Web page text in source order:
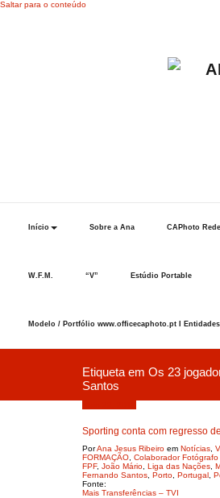
Saltar para o conteúdo
Início Sobre a Ana CAPhoto
W.F.M. “V” Estúdio Portable
Modelo / Portfólio www.officecaphoto.pt I
Etiqueta em Os 23
Santos
Sporting conta com regresso
PorAna Jesus Ribeiro em Notícias
FORMAÇÃO Colaborador
FPF, João Mário Liga das Nações
Fernando Santos Porto Portugal
Fonte:
Mais Transferências – TVI